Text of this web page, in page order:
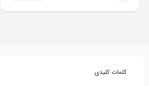
کلمات کلیدی